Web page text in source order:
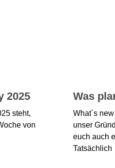
2025
steht,
von
Was
What´s
unser
euch auch
Tatsächlich